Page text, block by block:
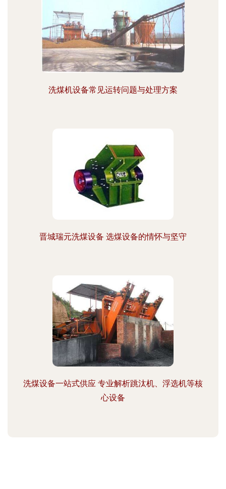
洗煤机设备常见运转问题与处理方案
晋城瑞元洗煤设备 选煤设备的情怀与坚守
洗煤设备一站式供应 专业解析跳汰机、浮选机等核
心设备